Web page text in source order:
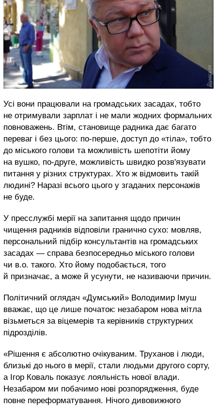
Усі вони працювали на громадських засадах, тобто
не отримували зарплат і не мали жодних формальних
повноважень. Втім, становище радника дає багато
переваг і без цього: по-перше, доступ до «тіла», тобто
до міського голови та можливість шепотіти йому
на вушко, по-друге, можливість швидко розв'язувати
питання у різних структурах. Хто ж відмовить такій
людині? Наразі всього цього у згаданих персонажів
не буде.
У пресслужбі мерії на запитання щодо причин
чищення радників відповіли гранично сухо: мовляв,
персональний підбір консультантів на громадських
засадах — справа безпосередньо міського голови
чи в.о. такого. Хто йому подобається, того
й призначає, а може й усунути, не називаючи причин.
Політичний оглядач «Думський» Володимир Імуш
вважає, що це лише початок: незабаром нова мітла
візьметься за віцемерів та керівників структурних
підрозділів.
«Рішення є абсолютно очікуваним. Труханов і люди,
близькі до нього в мерії, стали людьми другого сорту,
а Ігор Коваль показує лояльність нової влади.
Незабаром ми побачимо нові розпорядження, буде
повне переформатування. Нічого дивовижного